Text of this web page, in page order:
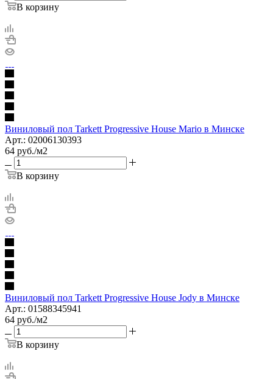
В корзину
Виниловый пол Tarkett Progressive House Mario в Минске
Арт.: 02006130393
64 руб./м2
В корзину
Виниловый пол Tarkett Progressive House Jody в Минске
Арт.: 01588345941
64 руб./м2
В корзину